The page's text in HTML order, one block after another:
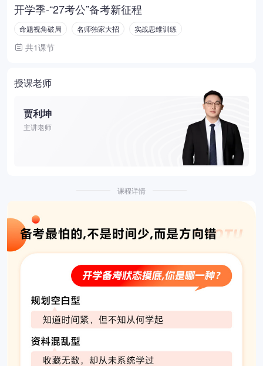
开学季-“27考公”备考新征程
命题视角破局 名师独家大招 实战思维训练
共1课节
授课老师
贾利坤
主讲老师
课程详情